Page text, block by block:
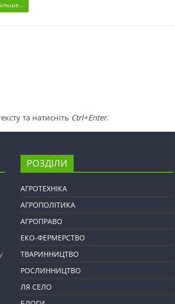
та натисніть Ctrl+Enter.
РОЗДІЛИ
АГРОТЕХНІКА
АГРОПОЛІТИКА
АГРОПРАВО
ЕКО-ФЕРМЕРСТВО
ТВАРИННИЦТВО
РОСЛИННИЦТВО
ЛЯ СЕЛО